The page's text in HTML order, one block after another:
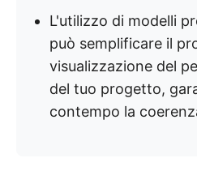
L'utilizzo di modelli
può semplificare il
visualizzazione del
del tuo progetto,
contempo la